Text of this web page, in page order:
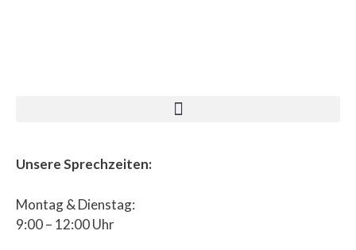
Unsere Sprechzeiten:
Montag & Dienstag:
9:00 – 12:00 Uhr